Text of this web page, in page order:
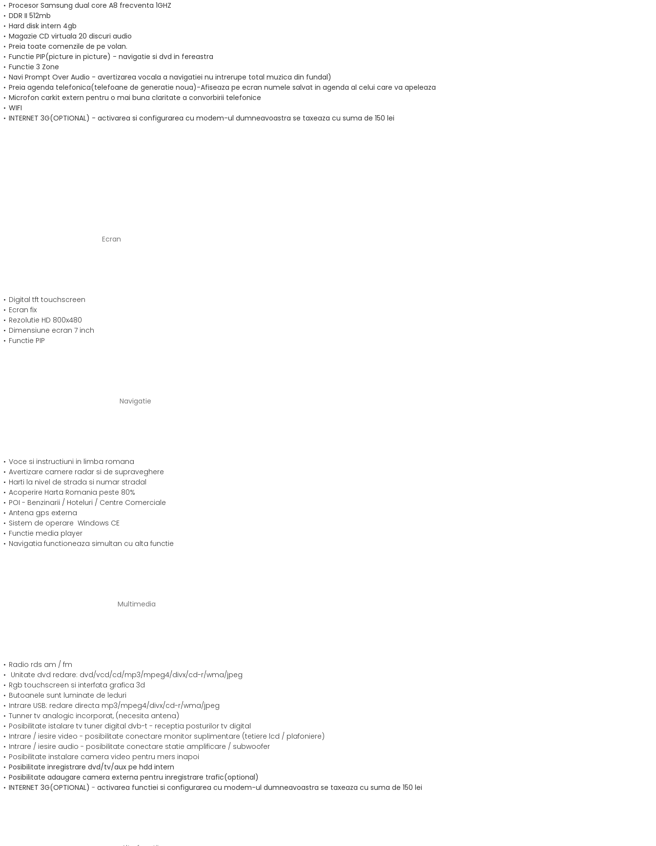
Procesor Samsung dual core A8 frecventa 1GHZ
DDR II 512mb
Hard disk intern 4gb
Magazie CD virtuala 20 discuri audio
Preia toate comenzile de pe volan.
Functie PIP(picture in picture) - navigatie si dvd in fereastra
Functie 3 Zone
Navi Prompt Over Audio - avertizarea vocala a navigatiei nu intrerupe total muzica din fundal)
Preia agenda telefonica(telefoane de generatie noua)-Afiseaza pe ecran numele salvat in agenda al celui care va apeleaza
Microfon carkit extern pentru o mai buna claritate a convorbirii telefonice
WIFI
INTERNET 3G(OPTIONAL) - activarea si configurarea cu modem-ul dumneavoastra se taxeaza cu suma de 150 lei
Ecran
Digital tft touchscreen
Ecran fix
Rezolutie HD 800x480
Dimensiune ecran 7 inch
Functie PIP
Navigatie
Voce si instructiuni in limba romana
Avertizare camere radar si de supraveghere
Harti la nivel de strada si numar stradal
Acoperire Harta Romania peste 80%
POI - Benzinarii / Hoteluri / Centre Comerciale
Antena gps externa
Sistem de operare Windows CE
Functie media player
Navigatia functioneaza simultan cu alta functie
Multimedia
Radio rds am / fm
Unitate dvd redare: dvd/vcd/cd/mp3/mpeg4/divx/cd-r/wma/jpeg
Rgb touchscreen si interfata grafica 3d
Butoanele sunt luminate de leduri
Intrare USB: redare directa mp3/mpeg4/divx/cd-r/wma/jpeg
Tunner tv analogic incorporat, (necesita antena)
Posibilitate istalare tv tuner digital dvb-t - receptia posturilor tv digital
Intrare / iesire video - posibilitate conectare monitor suplimentare (tetiere lcd / plafoniere)
Intrare / iesire audio - posibilitate conectare statie amplificare / subwoofer
Posibilitate instalare camera video pentru mers inapoi
Posibilitate inregistrare dvd/tv/aux pe hdd intern
Posibilitate adaugare camera externa pentru inregistrare trafic(optional)
INTERNET 3G(OPTIONAL) - activarea functiei si configurarea cu modem-ul dumneavoastra se taxeaza cu suma de 150 lei